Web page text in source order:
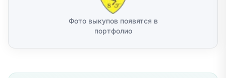
Фото выкупов появятся в
портфолио